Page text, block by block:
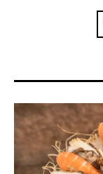
秘魯旅遊
法國旅遊
國內旅遊